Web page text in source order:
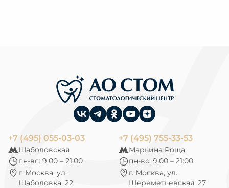
+7 (495) 055-03-03
Шаболовская
пн-вс: 9:00 – 21:00
г. Москва, ул.
Шаболовка, 22
+7 (495) 755-33-53
Марьина Роща
пн-вс: 9:00 – 21:00
г. Москва, ул.
Шереметьевская, 27